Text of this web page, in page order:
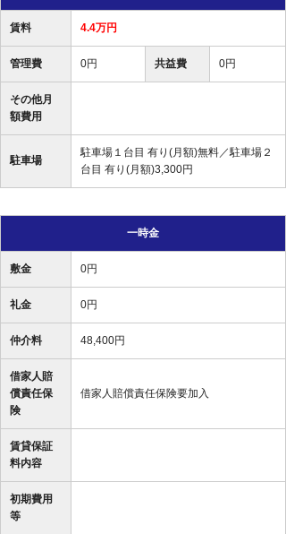
賃料 4.4万円
管理費 0円 共益費 0円
その他月
額費用
駐車場
駐車場１台目 有り(月額)無料／駐車場２
台目 有り(月額)3,300円
一時金
敷金 0円
礼金 0円
仲介料 48,400円
借家人賠
償責任保
険
借家人賠償責任保険要加入
賃貸保証
料内容
初期費用
等